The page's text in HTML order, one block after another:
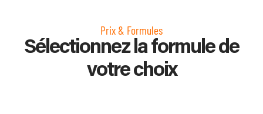
Prix & Formules
Sélectionnez la formule de
votre choix